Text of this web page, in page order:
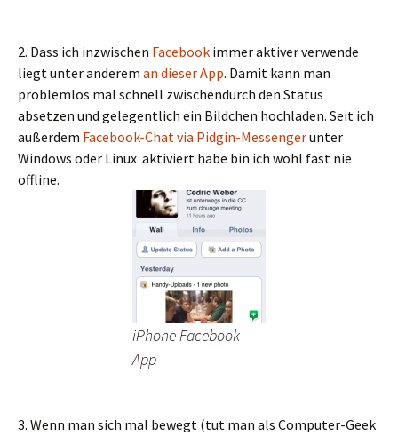
2. Dass ich inzwischen Facebook immer aktiver verwende
liegt unter anderem an dieser App. Damit kann man
problemlos mal schnell zwischendurch den Status
absetzen und gelegentlich ein Bildchen hochladen. Seit ich
außerdem Facebook-Chat via Pidgin-Messengerunter
Windows oder Linux aktiviert habe bin ich wohl fast nie
offline.
iPhone Facebook
App
3. Wenn man sich mal bewegt (tut man als Computer-Geek